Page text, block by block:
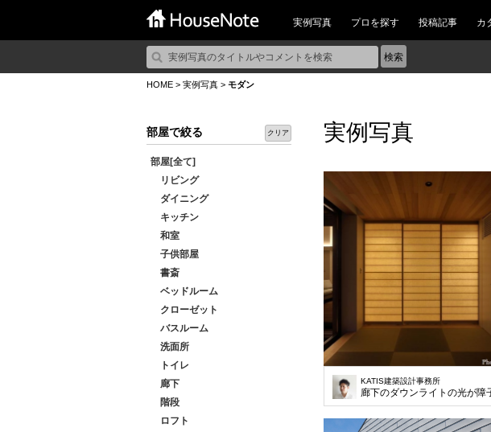
実例写真 プロを探す 投稿記事 カ
HOME > 実例写真 > モダン
部屋で絞る クリア
部屋[全て]
リビング
ダイニング
キッチン
和室
子供部屋
書斎
ベッドルーム
クローゼット
バスルーム
洗面所
トイレ
廊下
階段
ロフト
実例写真
KATIS建築設計事務所
廊下のダウンライトの光が障